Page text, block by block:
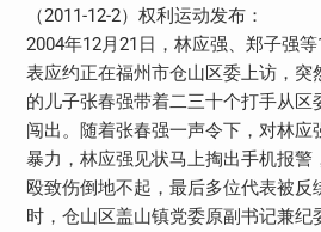
（2011-12-2）权利运动发布：
2004年12月21日，林应强、郑子强
表应约正在福州市仓山区委上访，突
的儿子张春强带着二三十个打手从区
闯出。随着张春强一声令下，对林应
暴力，林应强见状马上掏出手机报警
殴致伤倒地不起，最后多位代表被反
时，仓山区盖山镇党委原副书记兼纪